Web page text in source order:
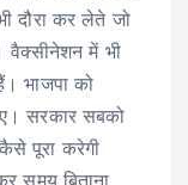
दौरा कर लेते जो
वैक्सीनेशन में भी
भाजपा को
सरकार सबको
पूरा करेगी